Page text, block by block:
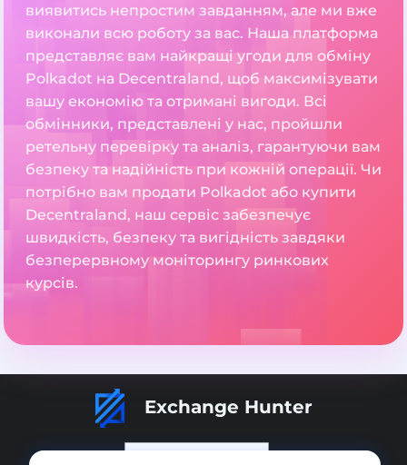
виявитись непростим завданням, але ми вже
виконали всю роботу за вас. Наша платформа
представляє вам найкращі угоди для обміну
Polkadot на Decentraland, щоб максимізувати
вашу економію та отримані вигоди. Всі
обмінники, представлені у нас, пройшли
ретельну перевірку та аналіз, гарантуючи вам
безпеку та надійність при кожній операції. Чи
потрібно вам продати Polkadot або купити
Decentraland, наш сервіс забезпечує
швидкість, безпеку та вигідність завдяки
безперервному моніторингу ринкових
курсів.
Exchange Hunter